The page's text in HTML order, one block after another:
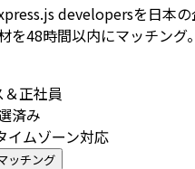
developersを日本の
を48時間以内にマッチング
正社員
済み
ムゾーン対応
ッチング